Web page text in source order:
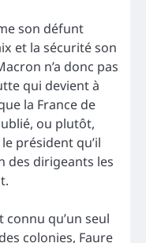
son défunt
et la sécurité son
n’a donc pas
qui devient à
la France de
ou plutôt,
le président qu’il
des dirigeants les
connu qu’un seul
colonies, Faure